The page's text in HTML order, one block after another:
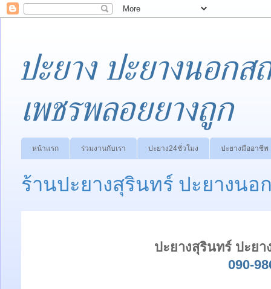
ปะยาง ปะยางนอก
เพชรพลอยยางถูก
หน้าแรก ร่วมงานกับเรา ปะยาง24ชั่วโมง ปะยางมืออาชีพ
ร้านปะยางสุรินทร์ ปะยางนอ
ปะยางสุรินทร์ ปะย
090-